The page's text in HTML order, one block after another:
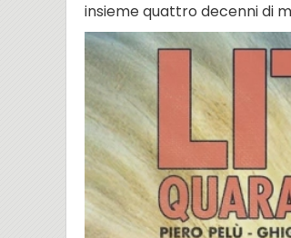
insieme quattro decenni di